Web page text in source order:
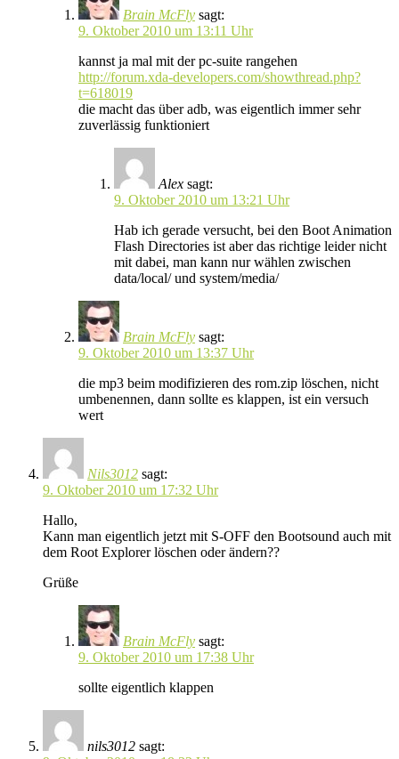
Brain McFly sagt:
9. Oktober 2010 um 13:11 Uhr
kannst ja mal mit der pc-suite rangehen
http://forum.xda-developers.com/showthread.php?
t=618019
die macht das über adb, was eigentlich immer sehr
zuverlässig funktioniert
Alex sagt:
9. Oktober 2010 um 13:21 Uhr
Hab ich gerade versucht, bei den Boot Animation
Flash Directories ist aber das richtige leider nicht
mit dabei, man kann nur wählen zwischen
data/local/ und system/media/
Brain McFly sagt:
9. Oktober 2010 um 13:37 Uhr
die mp3 beim modifizieren des rom.zip löschen, nicht
umbenennen, dann sollte es klappen, ist ein versuch
wert
Nils3012 sagt:
9. Oktober 2010 um 17:32 Uhr
Hallo,
Kann man eigentlich jetzt mit S-OFF den Bootsound auch mit
dem Root Explorer löschen oder ändern??
Grüße
Brain McFly sagt:
9. Oktober 2010 um 17:38 Uhr
sollte eigentlich klappen
nils3012 sagt: